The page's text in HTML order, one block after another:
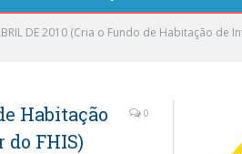
DE 2010 (Cria o Fundo de Habitação de
Habitação
FHIS)
0